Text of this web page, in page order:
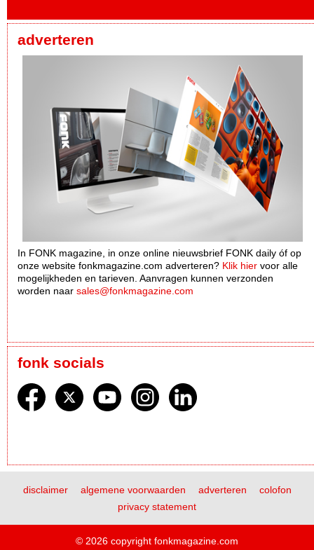
adverteren
In FONK magazine, in onze online nieuwsbrief FONK daily óf op
onze website fonkmagazine.com adverteren? Klik hier voor alle
mogelijkheden en tarieven. Aanvragen kunnen verzonden
worden naar sales@fonkmagazine.com
fonk socials
disclaimer algemene voorwaarden adverteren
colofon
privacy statement
© 2026 copyright fonkmagazine.com